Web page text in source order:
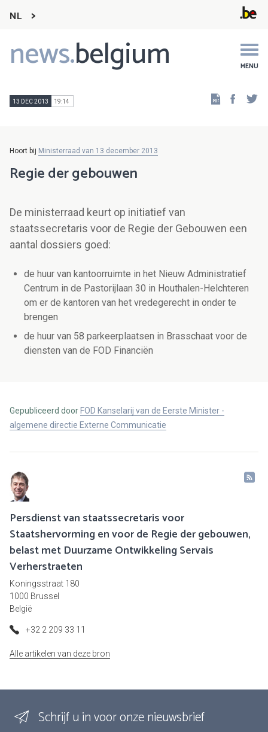
NL
news.belgium MENU
Main
navigation
13 DEC 2013 19:14
Hoort bij Ministerraad van 13 december 2013
Regie der gebouwen
De ministerraad keurt op initiatief van
staatssecretaris voor de Regie der Gebouwen een
aantal dossiers goed:
de huur van kantoorruimte in het Nieuw Administratief
Centrum in de Pastorijlaan 30 in Houthalen-Helchteren
om er de kantoren van het vredegerecht in onder te
brengen
de huur van 58 parkeerplaatsen in Brasschaat voor de
diensten van de FOD Financiën
Gepubliceerd door FOD Kanselarij van de Eerste Minister -
algemene directie Externe Communicatie
Persdienst van staatssecretaris voor
Staatshervorming en voor de Regie der gebouwen,
belast met Duurzame Ontwikkeling Servais
Verherstraeten
Koningsstraat 180
1000 Brussel
België
+32 2 209 33 11
Alle artikelen van deze bron
Schrijf u in voor onze nieuwsbrief